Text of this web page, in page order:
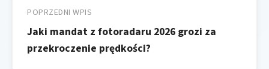
wpisu
POPRZEDNI WPIS
Jaki mandat z fotoradaru 2026 grozi za
przekroczenie prędkości?